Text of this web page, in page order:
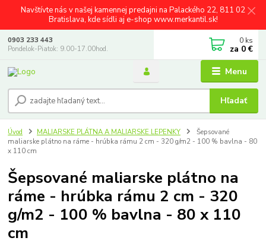
Navštívte nás v našej kamennej predajni na Palackého 22, 811 02
Bratislava, kde sídli aj e-shop www.merkantil.sk!
Menu
Hľadať
0903 233 443
Pondelok-Piatok: 9.00-17.00hod.
0 ks
za 0 €
Úvod MALIARSKE PLÁTNA A MALIARSKE LEPENKY
Šepsované
maliarske plátno na ráme - hrúbka rámu 2 cm - 320 g/m2 - 100 % bavlna - 80
x 110 cm
Šepsované maliarske plátno na
ráme - hrúbka rámu 2 cm - 320
g/m2 - 100 % bavlna - 80 x 110
cm